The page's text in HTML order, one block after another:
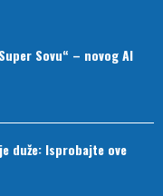
Sovu“ – novog AI
duže: Isprobajte ove